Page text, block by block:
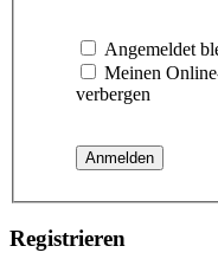
Angemeldet
Meinen
verbergen
Registrieren